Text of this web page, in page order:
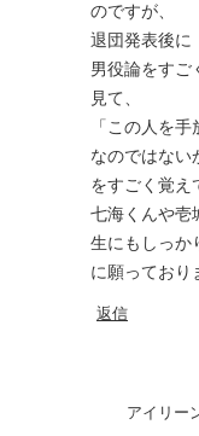
のですが、
退団発表後に
男役論をすご
見て、
「この人を
なのではな
をすごく覚え
七海くんや壱
生にもしっか
に願っており
返信
アイリー